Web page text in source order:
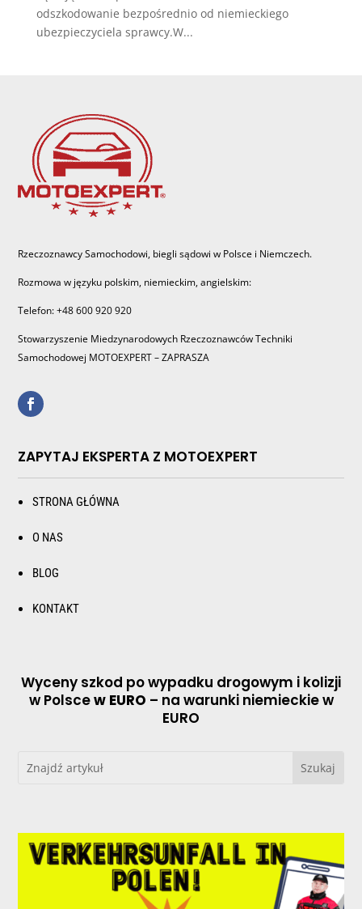
odszkodowanie bezpośrednio od niemieckiego
ubezpieczyciela sprawcy.W...
Rzeczoznawcy Samochodowi, biegli sądowi w Polsce i Niemczech.
Rozmowa w języku polskim, niemieckim, angielskim:
Telefon: +48 600 920 920
Stowarzyszenie Miedzynarodowych Rzeczoznawców Techniki
Samochodowej MOTOEXPERT – ZAPRASZA
ZAPYTAJ EKSPERTA Z MOTOEXPERT
STRONA GŁÓWNA
O NAS
BLOG
KONTAKT
Wyceny szkod po wypadku drogowym i kolizji
w Polscew EURO – na warunki niemieckie w
EURO